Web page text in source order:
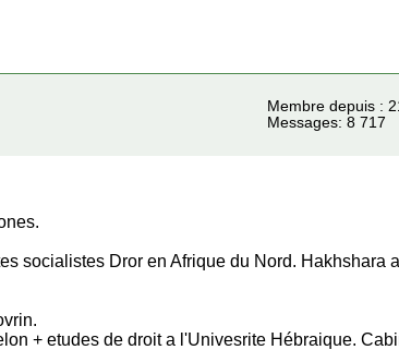
Membre depuis :
Messages: 8 717
socialistes Dror en Afrique du Nord. Hakhshara a
+ etudes de droit a l'Univesrite Hébraique.